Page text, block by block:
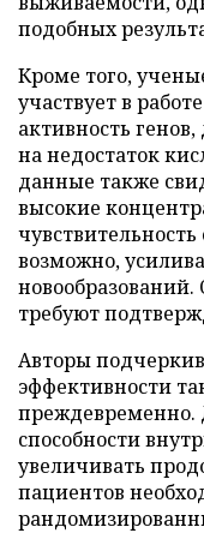
подобных
Кроме того,
участвует в
активность
на недостаток
данные также
высокие
возможно,
требуют
Авторы
эффективности
преждевременно.
способности
увеличивать
пациентов